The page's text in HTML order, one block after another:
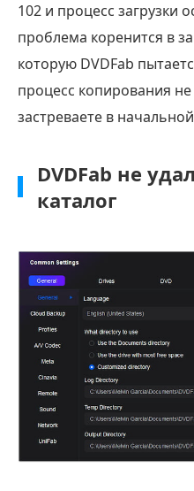
102 и процесс загрузки
проблема коренится в
которую DVDFab
процесс копирования
застреваете в
DVDFab не
каталог